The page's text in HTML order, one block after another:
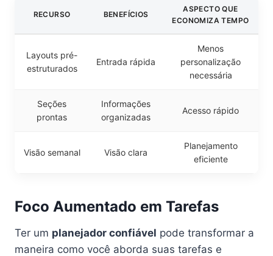
RECURSO BENEFÍCIOS
ASPECTO QUE
ECONOMIZA TEMPO
Layouts pré-
estruturados
Entrada rápida
Menos
personalização
necessária
Seções
prontas
Informações
organizadas
Acesso rápido
Visão semanal Visão clara
Planejamento
eficiente
Foco Aumentado em Tarefas
Ter um planejador confiável pode transformar a
maneira como você aborda suas tarefas e